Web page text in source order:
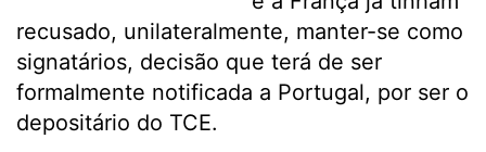
recusado, unilateralmente, manter-se como
signatários, decisão que terá de ser
formalmente notificada a Portugal, por ser o
depositário do TCE.